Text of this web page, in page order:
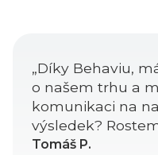
„Díky Behaviu,
o našem trhu a
komunikaci na
výsledek?
Tomáš P.